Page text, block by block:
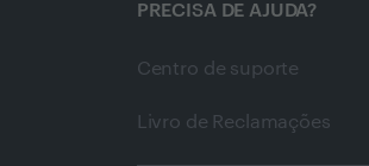
PRECISA DE AJUDA?
Centro de suporte
Livro de Reclamações